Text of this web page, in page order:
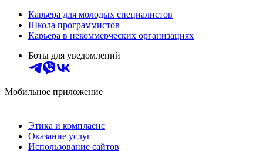
Карьера для молодых специалистов
Школа программистов
Карьера в некоммерческих организациях
Боты для уведомлений
Мобильное приложение
Этика и комплаенс
Оказание услуг
Использование сайтов